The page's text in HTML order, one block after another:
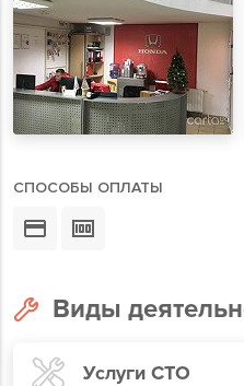
СПОСОБЫ ОПЛАТЫ
Виды
Услуги СТО